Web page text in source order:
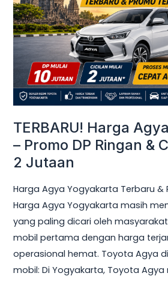
TERBARU! Harga
– Promo DP Ringan &
2 Jutaan
Harga Agya Yogyakarta Terbaru &
Harga Agya Yogyakarta masih
yang paling dicari oleh
mobil pertama dengan harga
operasional hemat. Toyota Agya
mobil: Di Yogyakarta, Toyota Agya
–
Promo
DP
Ringan
Cicilan
2
Jutaan